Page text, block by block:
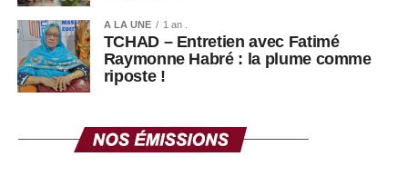
A LA UNE 1 an .
TCHAD – Entretien avec Fatimé
Raymonne Habré : la plume comme
riposte !